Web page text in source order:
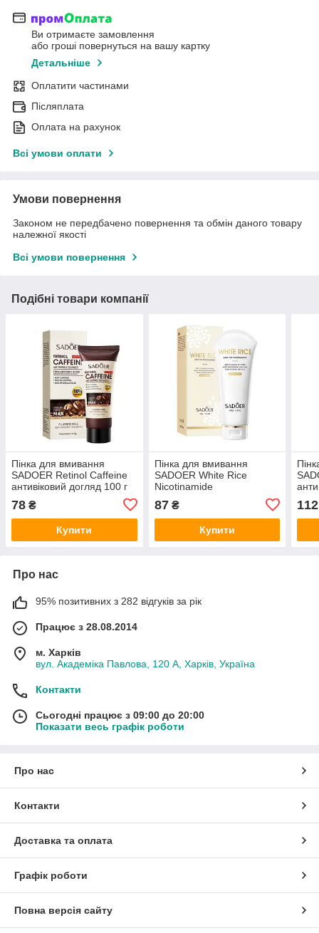
Ви отримаєте замовлення
або гроші повернуться на вашу картку
Детальніше
Оплатити частинами
Післяплата
Оплата на рахунок
Всі умови оплати
Умови повернення
Законом не передбачено повернення та обмін даного товару
належної якості
Всі умови повернення
Подібні товари компанії
Пінка для вмивання
SADOER Retinol Caffeine
антивіковий догляд 100 г
78 ₴
Купити
Пінка для вмивання
SADOER White Rice
Nicotinamide
87₴
Купити
112
Про нас
95% позитивних з 282 відгуків за рік
Працює з 28.08.2014
м. Харків
вул. Академіка Павлова, 120 А, Харків, Україна
Контакти
Сьогодні працює з 09:00 до 20:00
Показати весь графік роботи
Про нас
Контакти
Доставка та оплата
Графік роботи
Повна версія сайту